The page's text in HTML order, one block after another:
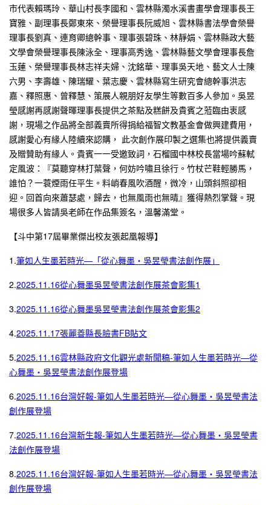
市代表賴瑪玲、華山村長李國和、雲林縣濁水溪書畫學會理事長王
寶雅、副理事長鄭東來、榮譽理事長阮威旭、雲林縣書法學會榮譽
理事長劉真、連育卿總幹事、理事張碧珠、林靜娟、雲林縣政大藝
文學會榮譽理事長陳泳全、理事高秀逸、雲林縣藝文學會理事長詹
玉蓮、榮譽理事長林志祥夫婦、沈銘華、理事吳天地、藝文人士陳
六男、李壽雄、陳瑞耀、葉志慶、雲林縣寫生研究會總幹事洪志
嘉、釋照惠、曾釋慧、策展人親朋好友學生等數百多人參加。吳昱
瑩感謝再感謝聲暉理事長提供之茶點及糕餅及貴賓之蒞臨由衷感
謝，現場之作品將全部義賣所得捐給福智文教基金會做興建費用，
感謝愛心有緣人陸續來認購， 此次創作展印製之選集也將提供義賣
及贈贊助有緣人。貴賓一一受邀致詞，石榴國中林校長當場吟蘇軾
定風波：『莫聽穿林打葉聲，何妨吟嘯且徐行。竹杖芒鞋輕勝馬，
誰怕？一蓑煙雨任平生。料峭春風吹酒醒，微冷，山頭斜照卻相
迎。回首向來蕭瑟處，歸去，也無風雨也無晴』獲得熱烈掌聲。現
場很多人皆請吳老師在作品集簽名，溫馨滿堂。
【斗中第17屆畢業傑出校友張起凰報導】
1.筆如人生墨若時光—「從心舞墨‧吳昱瑩書法創作展」
2.2025.11.16從心舞墨吳昱瑩書法創作展茶會影集1
3.2025.11.16從心舞墨吳昱瑩書法創作展茶會影集2
4.2025.11.17張麗善縣長臉書FB貼文
5.2025.11.16雲林縣政府文化觀光處新聞稿-筆如人生墨若時光—從
心舞墨‧吳昱瑩書法創作展登場
6.2025.11.16台灣好報-筆如人生墨若時光—從心舞墨‧吳昱瑩書法
創作展登場
7.2025.11.16台灣新生報-筆如人生墨若時光—從心舞墨‧吳昱瑩書
法創作展登場
8.2025.11.16台灣好報-筆如人生墨若時光—從心舞墨‧吳昱瑩書法
創作展登場